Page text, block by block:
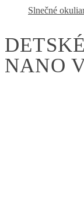
Slnečné
NANO